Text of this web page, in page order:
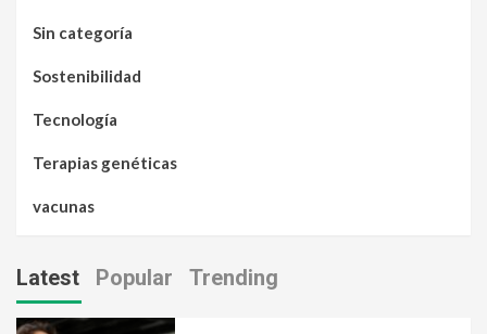
Sin categoría
Sostenibilidad
Tecnología
Terapias genéticas
vacunas
Latest Popular Trending